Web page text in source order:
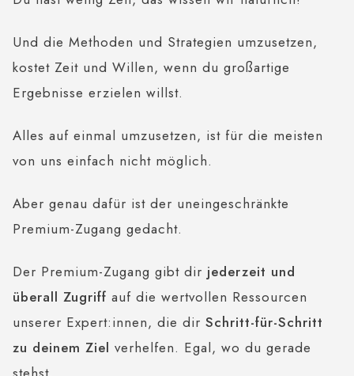
Und die Methoden und Strategien umzusetzen,
kostet Zeit und Willen, wenn du großartige
Ergebnisse erzielen willst.
Alles auf einmal umzusetzen, ist für die meisten
von uns einfach nicht möglich.
Aber genau dafür ist der uneingeschränkte
Premium-Zugang gedacht.
Der Premium-Zugang gibt dir jederzeit und
überall Zugriff auf die wertvollen Ressourcen
unserer Expert:innen, die dir Schritt-für-Schritt
zu deinem Ziel verhelfen. Egal, wo du gerade